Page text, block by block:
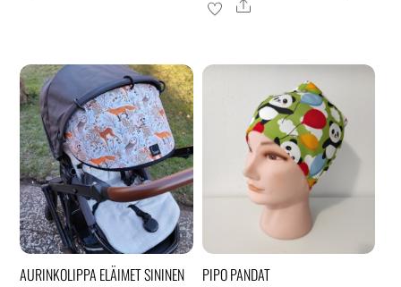
Voit
tehdä
valinnat
tuotteen
sivulla.
Ale
AURINKOLIPPA ELÄIMET SININEN PIPO PANDAT